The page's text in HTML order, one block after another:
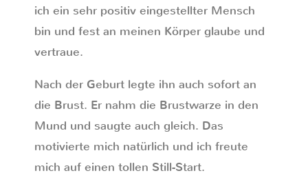
ich ein sehr positiv eingestellter Mensch
bin und fest an meinen Körper glaube und
vertraue.
Nach der Geburt legte ihn auch sofort an
die Brust. Er nahm die Brustwarze in den
Mund und saugte auch gleich. Das
motivierte mich natürlich und ich freute
mich auf einen tollen Still-Start.